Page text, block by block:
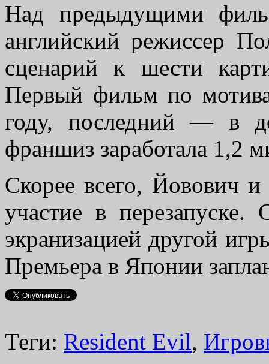
Над предыдущими
английский режиссер
сценарий к шести
Первый фильм по
году, последний — в
франшиз заработала 1,2
Скорее всего, Йовович
участие в перезапуске.
экранизацией другой
Премьера в Японии
Теги: Resident Evil,